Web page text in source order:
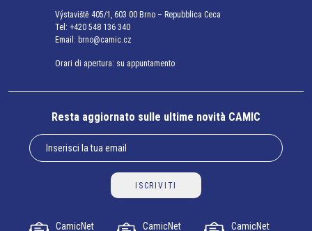
Výstaviště 405/1, 603 00 Brno – Repubblica Ceca
Tel: +420 548 136 340
Email: brno@camic.cz
Orari di apertura: su appuntamento
Resta aggiornato sulle ultime novità CAMIC
ISCRIVITI
CamicNet CamicNet CamicNet